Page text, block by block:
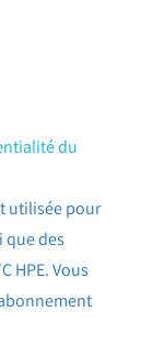
du
utilisée pour
des
HPE. Vous